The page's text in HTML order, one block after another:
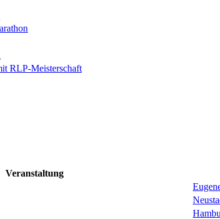
RLP-Meisterschaft
Veranstaltung